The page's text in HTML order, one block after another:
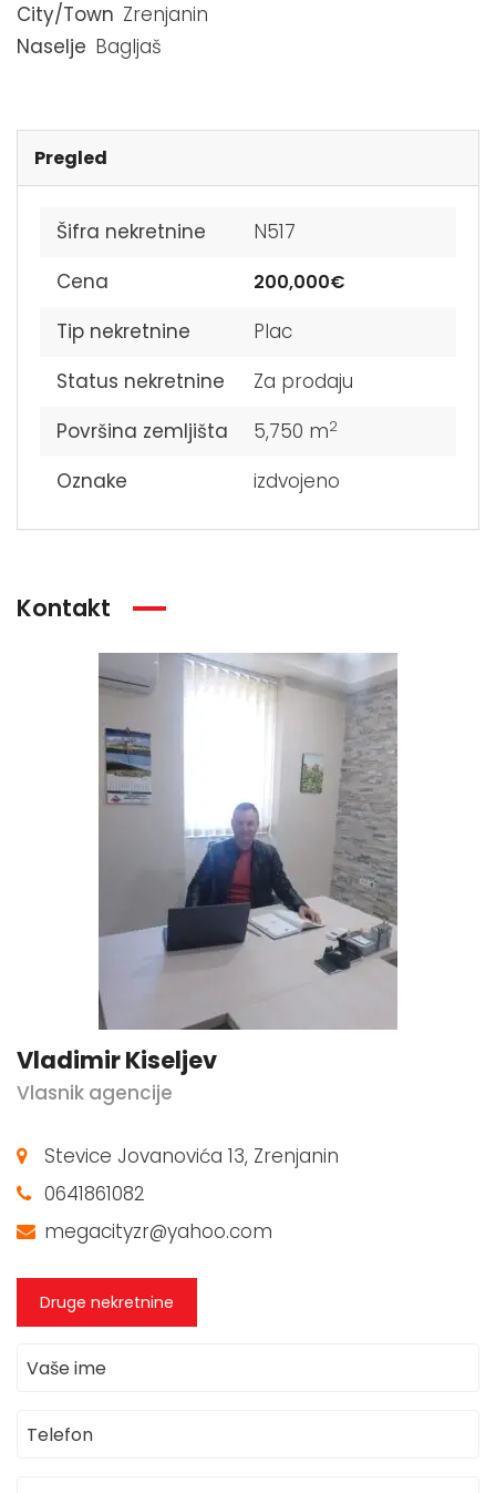
City/Town Zrenjanin
Naselje Bagljaš
Pregled
Šifra nekretnine
N517
Cena
200,000€
Tip nekretnine
Plac
Status nekretnine
Za prodaju
Površina zemljišta
5,750 m2
Oznake izdvojeno
Kontakt
Vladimir Kiseljev
Vlasnik agencije
Stevice Jovanovića 13, Zrenjanin
0641861082
megacityzr@yahoo.com
Druge nekretnine